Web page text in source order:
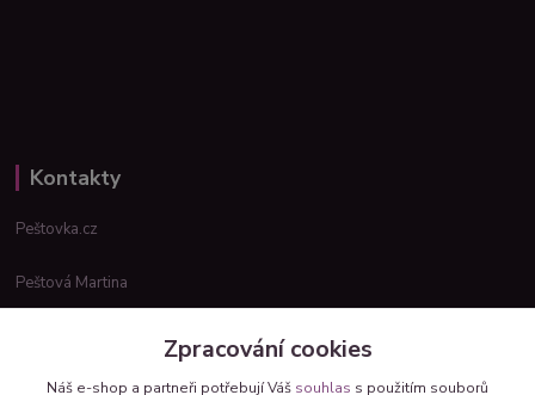
Kontakty
Peštovka.cz
Peštová Martina
Zpracování cookies
Náš e-shop a partneři potřebují Váš souhlas s použitím souborů